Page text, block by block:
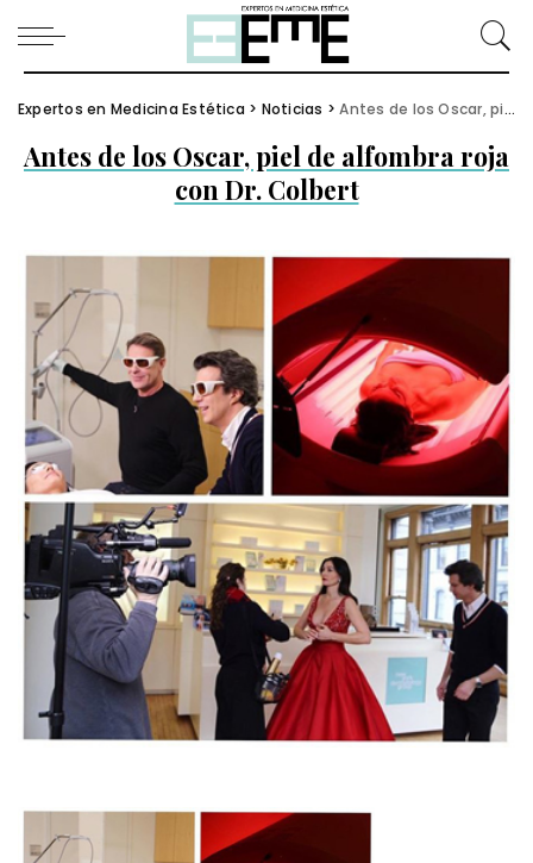
Expertos en Medicina Estética > Noticias >Antes de los Oscar, piel de alfombra roja con Dr. Colbert
Antes de los Oscar, piel de alfombra roja
con Dr. Colbert